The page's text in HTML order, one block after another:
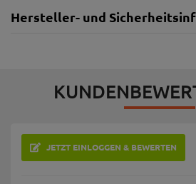
Hersteller- und
JETZT EINLOGGEN & BEWERTEN